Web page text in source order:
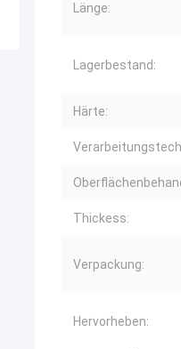
Länge:
Lagerbestand:
Härte:
Thickess:
Verpackung:
Hervorheben: